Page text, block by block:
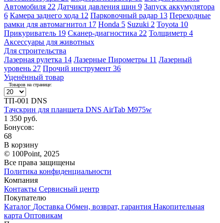
Автомобиля 22 Датчики давления шин 9 Запуск аккумулятора
6 Камера заднего хода 12 Парковочный радар 13 Переходные
рамки для автомагнитол 17 Honda 5 Suzuki 2 Toyota 10
Прикуриватель 19 Сканер-диагностика 22 Толщиметр 4
Аксессуары для животных
Для строительства
Лазерная рулетка 14 Лазерные Пирометры 11 Лазерный
уровень 27 Прочий инструмент 36
Уценённый товар
Товаров на странице:
ТП-001 DNS
Тачскрин для планшета DNS AirTab M975w
1 350 руб.
Бонусов:
68
В корзину
© 100Point, 2025
Все права защищены
Политика конфиденциальности
Компания
Контакты Сервисный центр
Покупателю
Каталог Доставка Обмен, возврат, гарантия Накопительная
карта Оптовикам